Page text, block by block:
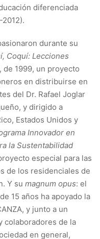
diferenciada
durante su
Coquí: Lecciones
, de 1999, un proyecto
en distribuirse en
del Dr. Rafael Joglar
y dirigido a
Estados Unidos y
Innovador en
la Sustentabilidad
especial para las
de los residenciales de
Y su magnum opus: el
15 años ha apoyado la
y junto a un
colaboradores de la
en general,